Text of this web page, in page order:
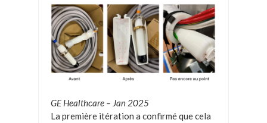
GE Healthcare – Jan 2025
La première itération a confirmé que cela